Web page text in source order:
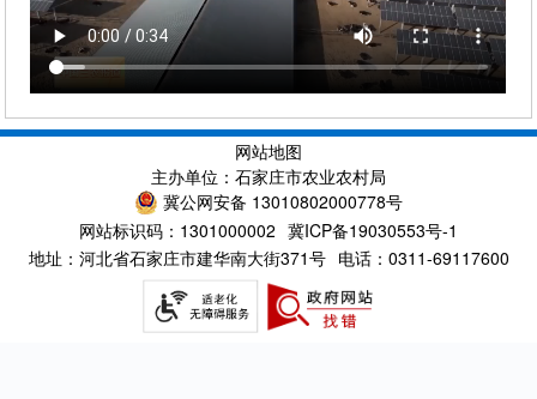
网站地图
主办单位：石家庄市农业农村局
冀公网安备 13010802000778号
网站标识码：1301000002 冀ICP备19030553号-1
地址：河北省石家庄市建华南大街371号 电话：0311-69117600